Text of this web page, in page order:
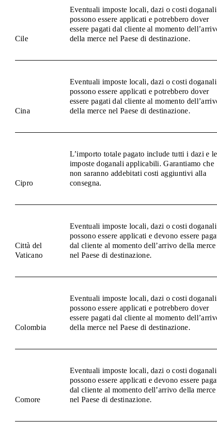
Cile
Eventuali imposte locali, dazi o costi doganali
possono essere applicati e potrebbero dover
essere pagati dal cliente al momento
della merce nel Paese di destinazione.
Cina
Eventuali imposte locali, dazi o costi doganali
possono essere applicati e potrebbero dover
essere pagati dal cliente al momento
della merce nel Paese di destinazione.
Cipro
L’importo totale pagato include tutti i dazi e le
imposte doganali applicabili. Garantiamo che
non saranno addebitati costi aggiuntivi alla
consegna.
Città del
Vaticano
Eventuali imposte locali, dazi o costi doganali
possono essere applicati e devono essere
dal cliente al momento dell’arrivo della merce
nel Paese di destinazione.
Colombia
Eventuali imposte locali, dazi o costi doganali
possono essere applicati e potrebbero dover
essere pagati dal cliente al momento
della merce nel Paese di destinazione.
Comore
Eventuali imposte locali, dazi o costi doganali
possono essere applicati e devono essere
dal cliente al momento dell’arrivo della merce
nel Paese di destinazione.